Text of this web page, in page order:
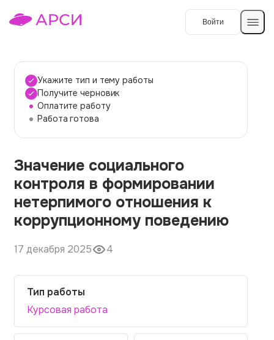
Войти
Темы работ
О сервисе
О компании
Наши гарантии
Порядок оплаты
Контакты
Укажите тип и тему работы
Получите черновик
Оплатите работу
Работа готова
Значение социального
контроля в формировании
нетерпимого отношения к
коррупционному поведению
17 декабря 2025 4
Тип работы
Курсовая работа